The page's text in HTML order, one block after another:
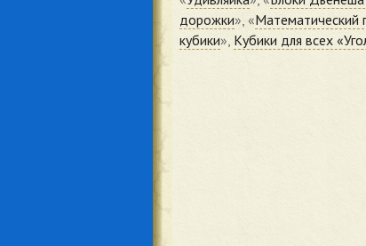
дорожки», «Математический
кубики», Кубики для всех